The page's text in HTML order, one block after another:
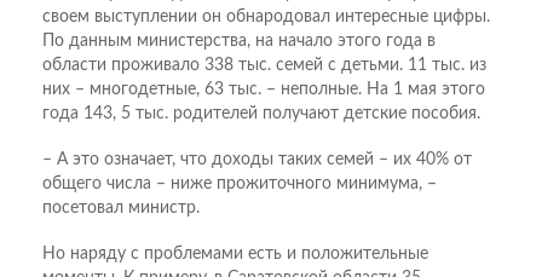
своем выступлении он обнародовал интересные цифры.
По данным министерства, на начало этого года в
области проживало 338 тыс. семей с детьми. 11 тыс. из
них – многодетные, 63 тыс. – неполные. На 1 мая этого
года 143, 5 тыс. родителей получают детские пособия.
– А это означает, что доходы таких семей – их 40% от
общего числа – ниже прожиточного минимума, –
посетовал министр.
Но наряду с проблемами есть и положительные